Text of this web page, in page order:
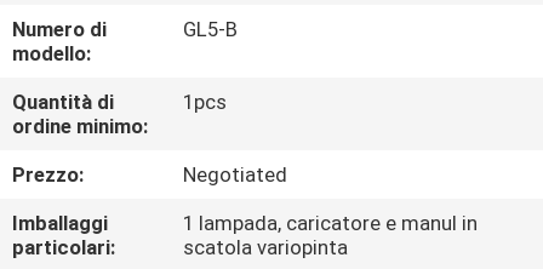
CONTROLLO
DI
QUALITÀ
CONTATTICI
Numero di
modello:
GL5-B
Quantità di
ordine minimo:
1pcs
Prezzo:
Negotiated
Imballaggi
particolari:
1 lampada, caricatore e manul in
scatola variopinta